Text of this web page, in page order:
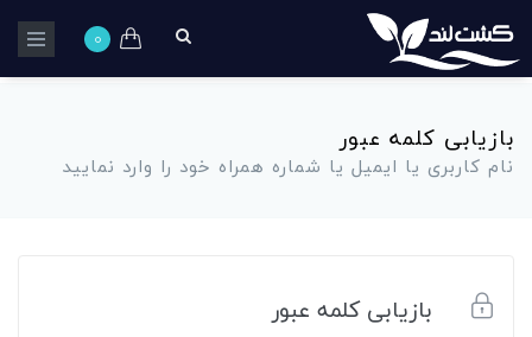
0
بازیابی کلمه عبور
نام کاربری یا ایمیل یا شماره همراه خود را وارد نمایید
بازیابی کلمه عبور